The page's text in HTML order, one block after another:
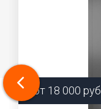
от 18 000 руб.